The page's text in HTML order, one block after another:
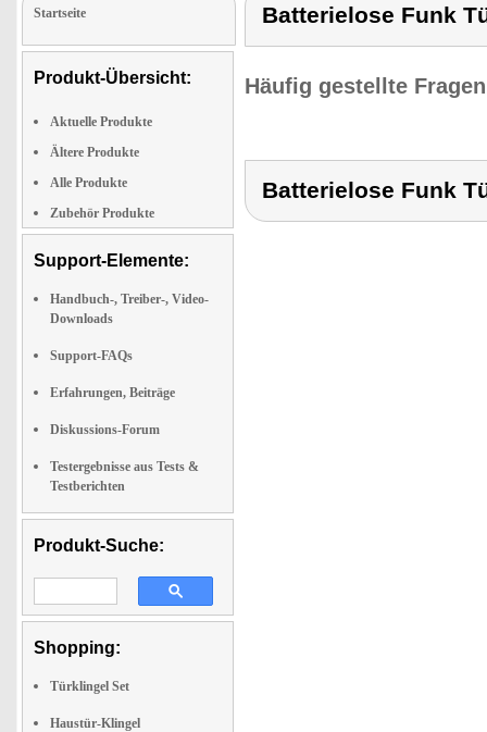
Startseite
Produkt-Übersicht:
Aktuelle Produkte
Ältere Produkte
Alle Produkte
Zubehör Produkte
Support-Elemente:
Handbuch-, Treiber-, Video-
Downloads
Support-FAQs
Erfahrungen, Beiträge
Diskussions-Forum
Testergebnisse aus Tests &
Testberichten
Produkt-Suche:
Shopping:
Türklingel Set
Haustür-Klingel
Batterielose Funk
Häufig gestellte
Batterielose Funk